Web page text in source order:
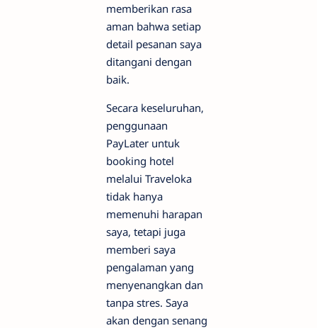
memberikan rasa
aman bahwa setiap
detail pesanan saya
ditangani dengan
baik.
Secara keseluruhan,
penggunaan
PayLater untuk
booking hotel
melalui Traveloka
tidak hanya
memenuhi harapan
saya, tetapi juga
memberi saya
pengalaman yang
menyenangkan dan
tanpa stres. Saya
akan dengan senang